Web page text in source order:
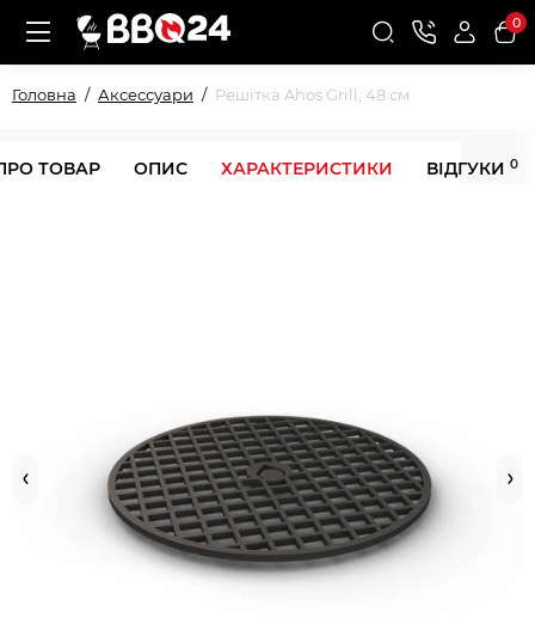
0
Головна Аксессуари Решітка Ahos Grill, 48 см
ТОВАР ОПИС ХАРАКТЕРИСТИКИ ВІДГУКИ 0